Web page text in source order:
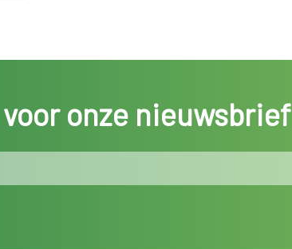
onze nieuwsbrief